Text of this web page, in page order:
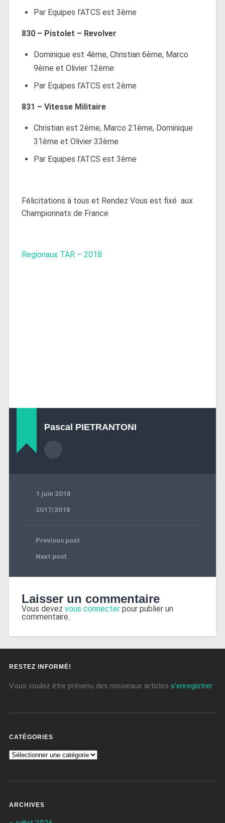
Par Equipes l’ATCS est 3ème
830 – Pistolet – Revolver
Dominique est 4ème, Christian 6ème, Marco
9ème et Olivier 12ème
Par Equipes l’ATCS est 2ème
831 – Vitesse Militaire
Christian est 2ème, Marco 21ème, Dominique
31ème et Olivier 33ème
Par Equipes l’ATCS est 3ème
Félicitations à tous et Rendez Vous est fixé aux
Championnats de France
Regionaux TAR – 2018
Pascal PIETRANTONI
1 juin 2018
2017/2018
Previous post
Next post
Laisser un commentaire
Vous devez vous connecterpour publier un
commentaire.
RESTEZ INFORMÉ!
Vous voulez être prévenu des nouveaux articles s'enregistrer
CATÉGORIES
ARCHIVES